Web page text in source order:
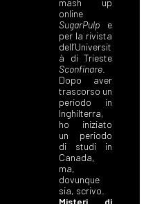
mash up
online
SugarPulp e
per la rivista
dell’Universit
à di Trieste
Sconfinare
Dopo aver
trascorso un
periodo in
Inghilterra,
ho iniziato
un periodo
di studi in
Canada,
ma,
dovunque
sia, scrivo.